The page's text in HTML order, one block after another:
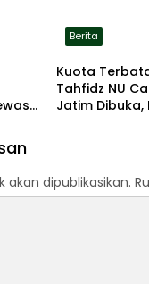
Berita
Kuota
Tahfidz NU
Jatim
dipublikasikan.